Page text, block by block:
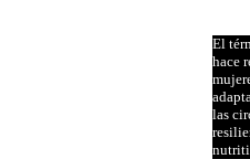
El
hace
las